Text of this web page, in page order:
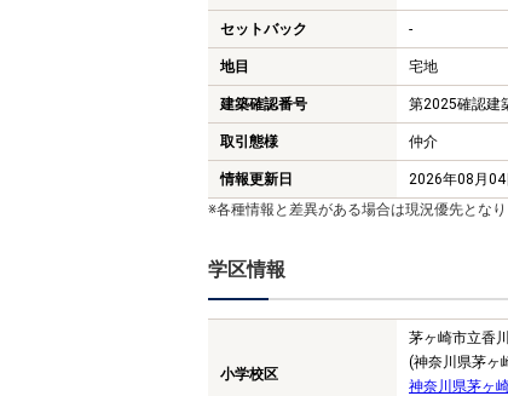
セットバック -
地目 宅地
建築確認番号 第2025確認建
取引態様 仲介
情報更新日 2026年08月04
※各種情報と差異がある場合は現況優先とな
学区情報
小学校区
茅ヶ崎市立香
(神奈川県茅ヶ
神奈川県茅ヶ